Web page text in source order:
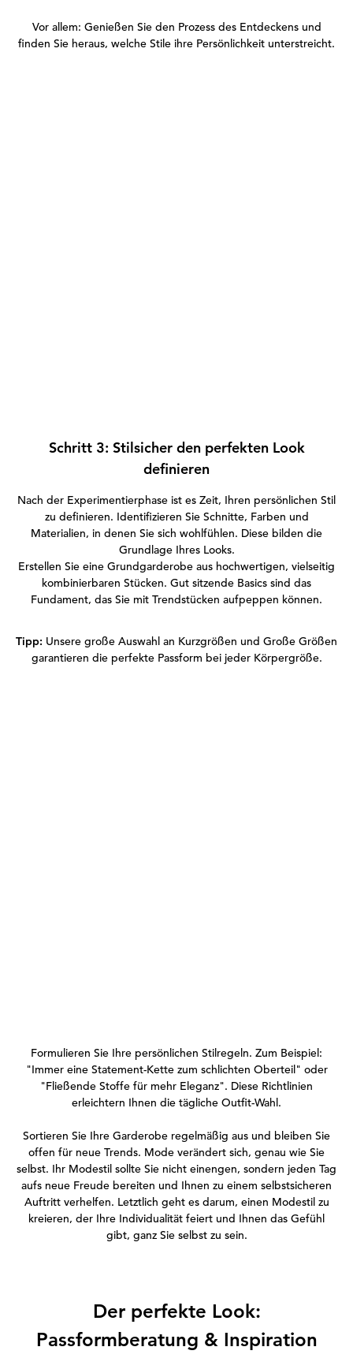
Vor allem: Genießen Sie den Prozess des Entdeckens und
finden Sie heraus, welche Stile ihre Persönlichkeit unterstreicht.
Schritt 3: Stilsicher den perfekten Look
definieren
Nach der Experimentierphase ist es Zeit, Ihren persönlichen Stil
zu definieren. Identifizieren Sie Schnitte, Farben und
Materialien, in denen Sie sich wohlfühlen. Diese bilden die
Grundlage Ihres Looks.
Erstellen Sie eine Grundgarderobe aus hochwertigen, vielseitig
kombinierbaren Stücken. Gut sitzende Basics sind das
Fundament, das Sie mit Trendstücken aufpeppen können.
Tipp: Unsere große Auswahl an Kurzgrößen und Große Größen
garantieren die perfekte Passform bei jeder Körpergröße.
Formulieren Sie Ihre persönlichen Stilregeln. Zum Beispiel:
"Immer eine Statement-Kette zum schlichten Oberteil" oder
"Fließende Stoffe für mehr Eleganz". Diese Richtlinien
erleichtern Ihnen die tägliche Outfit-Wahl.
Sortieren Sie Ihre Garderobe regelmäßig aus und bleiben Sie
offen für neue Trends. Mode verändert sich, genau wie Sie
selbst. Ihr Modestil sollte Sie nicht einengen, sondern jeden Tag
aufs neue Freude bereiten und Ihnen zu einem selbstsicheren
Auftritt verhelfen. Letztlich geht es darum, einen Modestil zu
kreieren, der Ihre Individualität feiert und Ihnen das Gefühl
gibt, ganz Sie selbst zu sein.
Der perfekte Look:
Passformberatung & Inspiration